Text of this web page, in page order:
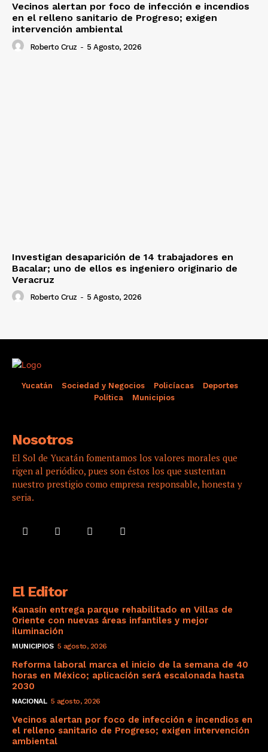
Vecinos alertan por foco de infección e incendios
en el relleno sanitario de Progreso; exigen
intervención ambiental
Roberto Cruz - 5 Agosto, 2026
Investigan desaparición de 14 trabajadores en
Bacalar; uno de ellos es ingeniero originario de
Veracruz
Roberto Cruz - 5 Agosto, 2026
Yucatán Sociedad y Negocios Policíacas
Deportes
Política
Municipios
Nosotros
El Sol de Yucatán fomentamos los valores morales que
rigen al periódico, pues son éstos los que sustentan
nuestro prestigio como empresa responsable, honesta y
seria.
El Editor
Kanasín entrega parque rehabilitado en Villas de
Oriente con nuevas áreas infantiles y mejor
iluminación
MUNICIPIOS 5 agosto, 2026
Reforma laboral marca el inicio de la semana de 40
horas en México; aplicación será escalonada hasta
2030
NACIONAL 5 agosto, 2026
Vecinos alertan por foco de infección e incendios en
el relleno sanitario de Progreso; exigen intervención
ambiental